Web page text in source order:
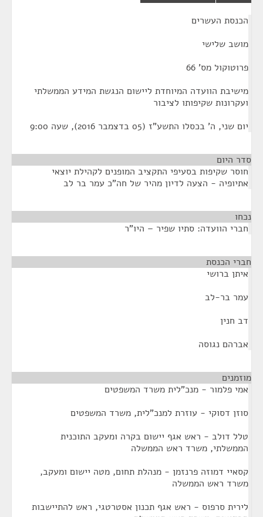
הכנסת העשרים
מושב שלישי
פרוטוקול מס' 66
מישיבת הוועדה המיוחדת ליישום הנגשת המידע הממשלתי
ועקרונות שקיפותו לציבור
יום שני, ה' בכסלו התשע"ז (05 בדצמבר 2016), שעה 9:00
סדר היום
חוסר שקיפות בסעיפי התקציב המופנים לקהילת יוצאי
אתיופיה - הצעה לדיון מהיר של חה"כ עמר בר לב
נכחו
חברי הוועדה: סתיו שפיר – היו"ר
חברי הכנסת
איתן ברושי
עמר בר-לב
דב חנין
אברהם נגוסה
מוזמנים
אמי פלמור - מנכ"לית משרד המשפטים
סוזן דסוקי - עוזרת למנכ"לית, משרד המשפטים
טלל דולב - ראש אגף יישום בקרה ומעקב התוכנית
הממשלתי, משרד ראש הממשלה
קסאיי דמוזה פרנזמן - מנהלת תחום, מטה יישום ומעקב,
משרד ראש הממשלה
לירית סרפוס - ראש אגף תכנון אסטרטגי, ראש להתיישבות